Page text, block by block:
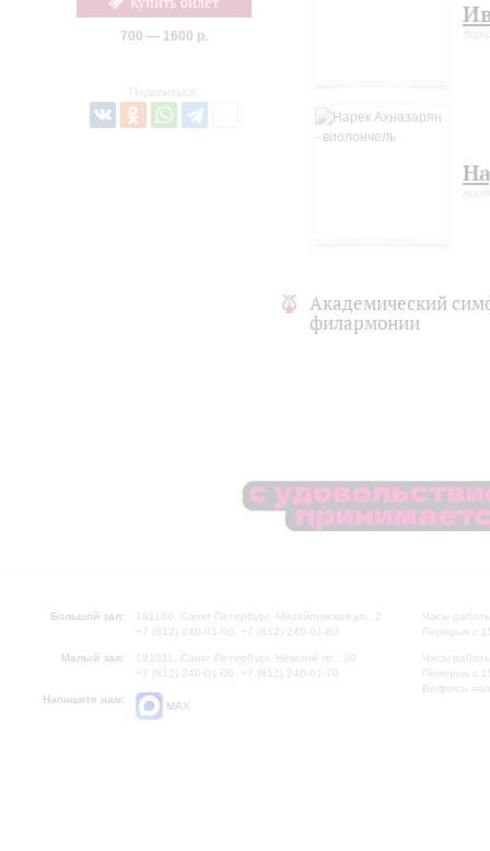
700 — 1600 р.
Поделиться:
Академический
филармонии
Большой зал:
191186, Санкт-Петербург, Михайловская ул., 2
+7 (812) 240-01-00, +7 (812) 240-01-80
Малый зал:
191011, Санкт-Петербург, Невский пр., 30
+7 (812) 240-01-00, +7 (812) 240-01-70
Напишите нам:
MAX
Часы
Перерыв с
Часы
Перерыв с
Вопросы